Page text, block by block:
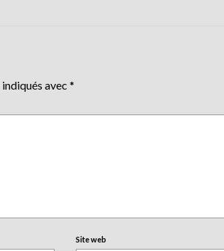
avec *
Site web